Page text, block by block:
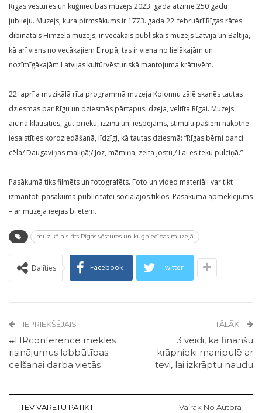
Rīgas vēstures un kuģniecības muzejs 2023. gadā atzīmē 250 gadu
jubileju. Muzejs, kura pirmsākums ir 1773. gada 22. februārī Rīgas rātes
dibinātais Himzela muzejs, ir vecākais publiskais muzejs Latvijā un Baltijā,
kā arī viens no vecākajiem Eiropā, tas ir viena no lielākajām un
nozīmīgākajām Latvijas kultūrvēsturiskā mantojuma krātuvēm.
22. aprīļa muzikālā rīta programmā muzeja Kolonnu zālē skanēs tautas
dziesmas par Rīgu un dziesmās pārtapusi dzeja, veltīta Rīgai. Muzejs
aicina klausīties, gūt prieku, izziņu un, iespējams, stimulu pašiem nākotnē
iesaistīties kordziedāšanā, līdzīgi, kā tautas dziesmā: “Rīgas bērni danci
cēla/ Daugaviņas maliņā;/ Joz, māmiņa, zelta jostu,/ Lai es teku pulciņā.”
Pasākumā tiks filmēts un fotografēts. Foto un video materiāli var tikt
izmantoti pasākuma publicitātei sociālajos tīklos. Pasākuma apmeklējums
– ar muzeja ieejas biļetēm.
muzikālais rīts Rīgas vēstures un kuģniecības muzejā
Dalīties Facebook Twitter
IEPRIEKŠĒJAIS
#HRconference meklēs
risinājumus labbūtības
celšanai darba vietās
TĀLĀK
3 veidi, kā finanšu
krāpnieki manipulē ar
tevi, lai izkrāptu naudu
TEV VARĒTU PATIKT Vairāk No Autora